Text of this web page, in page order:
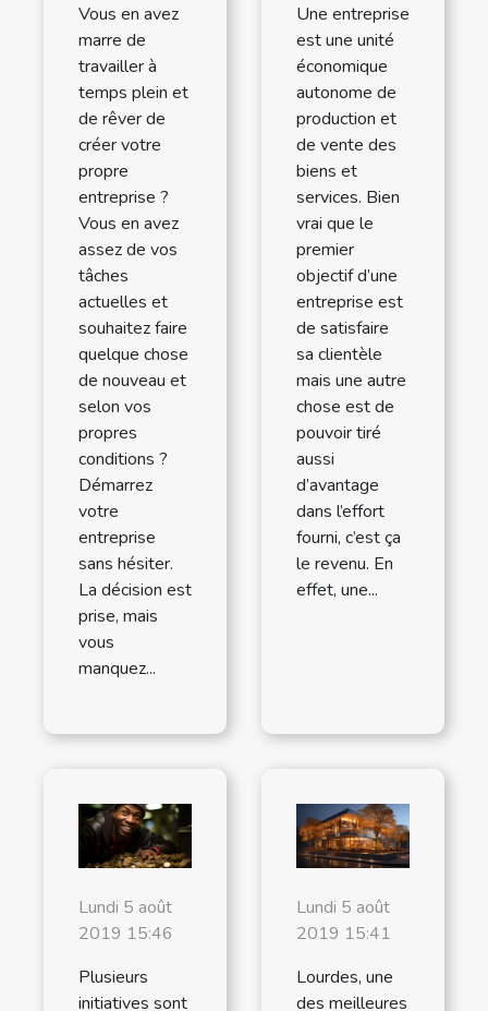
Vous en avez
marre de
travailler à
temps plein et
de rêver de
créer votre
propre
entreprise ?
Vous en avez
assez de vos
tâches
actuelles et
souhaitez faire
quelque chose
de nouveau et
selon vos
propres
conditions ?
Démarrez
votre
entreprise
sans hésiter.
La décision est
prise, mais
vous
manquez...
Une entreprise
est une unité
économique
autonome de
production et
de vente des
biens et
services. Bien
vrai que le
premier
objectif d’une
entreprise est
de satisfaire
sa clientèle
mais une autre
chose est de
pouvoir tiré
aussi
d’avantage
dans l’effort
fourni, c’est ça
le revenu. En
effet, une...
Lundi 5 août
2019 15:46
Plusieurs
initiatives sont
Lundi 5 août
2019 15:41
Lourdes, une
des meilleures